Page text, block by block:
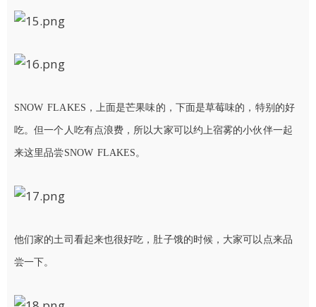
SNOW FLAKES，上面是芒果味的，下面是草莓味的，特别的好
吃。但一个人吃有点浪费，所以大家可以约上宿雾的小伙伴一起
来这里品尝SNOW FLAKES。
他们家的土司看起来也很好吃，肚子饿的时候，大家可以点来品
尝一下。